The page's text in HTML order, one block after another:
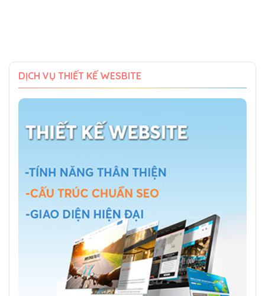
DỊCH VỤ THIẾT KẾ WESBITE